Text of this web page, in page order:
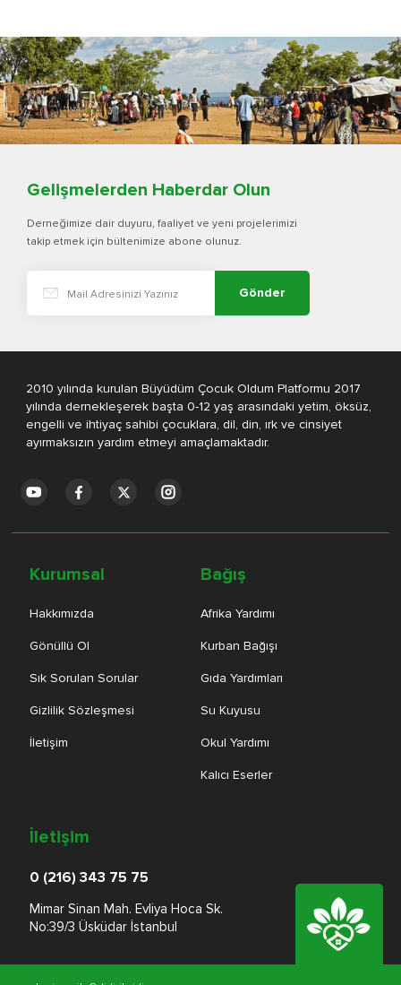
Gelişmelerden Haberdar Olun
Derneğimize dair duyuru, faaliyet ve yeni projelerimizi
takip etmek için bültenimize abone olunuz.
Gönder
2010 yılında kurulan Büyüdüm Çocuk Oldum Platformu 2017
yılında dernekleşerek başta 0-12 yaş arasındaki yetim, öksüz,
engelli ve ihtiyaç sahibi çocuklara, dil, din, ırk ve cinsiyet
ayırmaksızın yardım etmeyi amaçlamaktadır.
İletişim
0 (216) 343 75 75
Mimar Sinan Mah. Evliya Hoca Sk.
No:39/3 Üsküdar İstanbul
Kurumsal
Hakkımızda
Gönüllü Ol
Sık Sorulan Sorular
Gizlilik Sözleşmesi
İletişim
Bağış
Afrika Yardımı
Kurban Bağışı
Gıda Yardımları
Su Kuyusu
Okul Yardımı
Kalıcı Eserler